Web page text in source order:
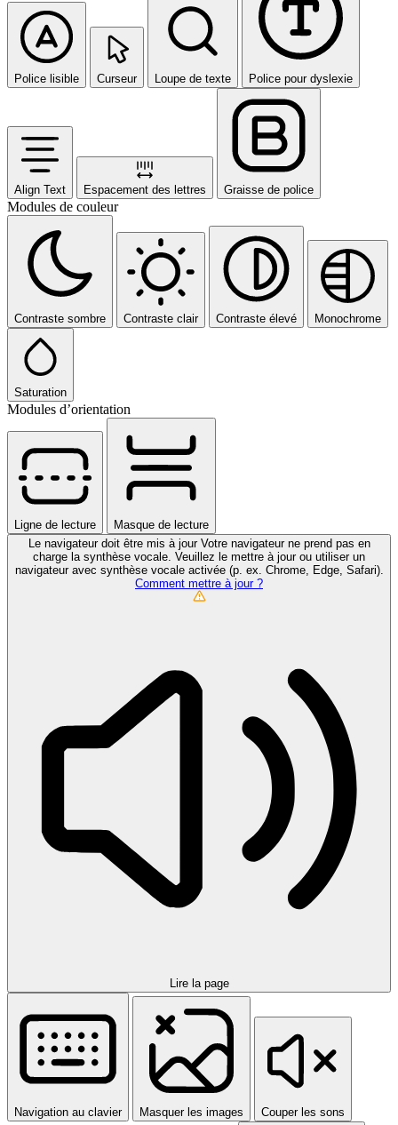
Police lisible Curseur Loupe de texte Police pour dyslexie
Align Text Espacement des lettres Graisse de police
Modules de couleur
Contraste sombre Contraste clair Contraste élevé Monochrome
Saturation
Modules d’orientation
Ligne de lecture
Masque de lecture
Le navigateur doit être mis à jour Votre navigateur ne prend pas en
charge la synthèse vocale. Veuillez le mettre à jour ou utiliser un
navigateur avec synthèse vocale activée (p. ex. Chrome, Edge, Safari).
Comment mettre à jour ?
Lire la page
Navigation au clavier Masquer les images Couper les sons